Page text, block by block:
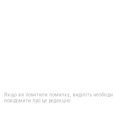
Якщо ви помітили помилку, виділіть
повідомити про це редакцію